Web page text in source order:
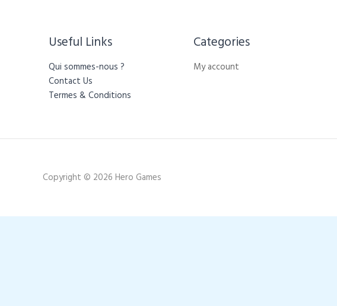
Useful Links
Qui sommes-nous ?
Contact Us
Termes & Conditions
Categories​
My account
Copyright © 2026 Hero Games